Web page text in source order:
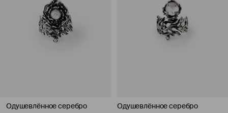
Одушевлённое серебро Одушевлённое серебро